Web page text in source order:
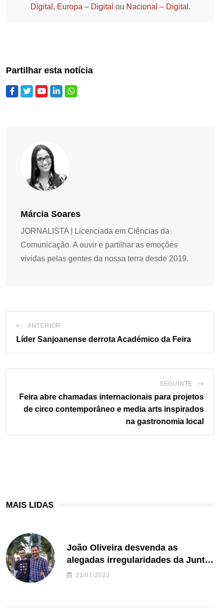
Digital , Europa – Digital ou Nacional – Digital .
Partilhar esta notícia
Márcia Soares
JORNALISTA | Licenciada em Ciências da
Comunicação. A ouvir e partilhar as emoções
vividas pelas gentes da nossa terra desde 2019.
ANTERIOR
Líder Sanjoanense derrota Académico da Feira
SEGUINTE
Feira abre chamadas internacionais para projetos
de circo contemporâneo e media arts inspirados
na gastronomia local
MAIS LIDAS
João Oliveira desvenda as
alegadas irregularidades da Junta
de Freguesia S. João de Ver
21/07/2023